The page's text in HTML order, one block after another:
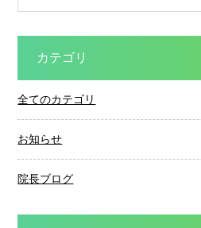
カテゴリ
全てのカテゴリ
お知らせ
院長ブログ